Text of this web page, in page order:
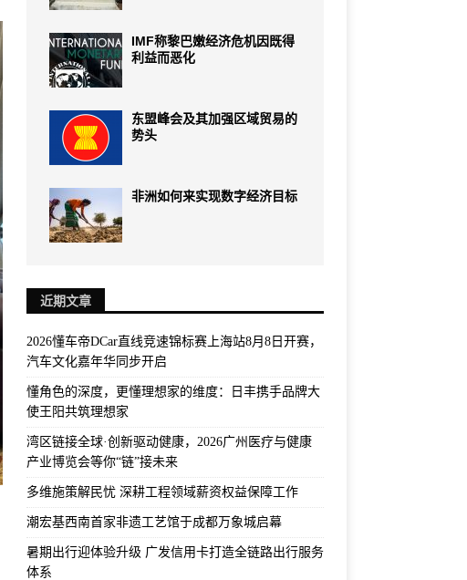
IMF称黎巴嫩经济危机因既得
利益而恶化
东盟峰会及其加强区域贸易的
势头
非洲如何来实现数字经济目标
近期文章
2026懂车帝DCar直线竞速锦标赛上海站8月8日开赛，
汽车文化嘉年华同步开启
懂角色的深度，更懂理想家的维度：日丰携手品牌大
使王阳共筑理想家
湾区链接全球·创新驱动健康，2026广州医疗与健康
产业博览会等你“链”接未来
多维施策解民忧 深耕工程领域薪资权益保障工作
潮宏基西南首家非遗工艺馆于成都万象城启幕
暑期出行迎体验升级 广发信用卡打造全链路出行服务
体系